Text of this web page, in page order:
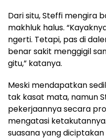
Dari situ, Steffi mengira
makhluk halus.
ngerti. Tetapi, pas di
benar sakit menggigil
gitu,” katanya.
Meski mendapatkan
tak kasat mata, namun
pekerjaannya secara
mengatasi
suasana yang